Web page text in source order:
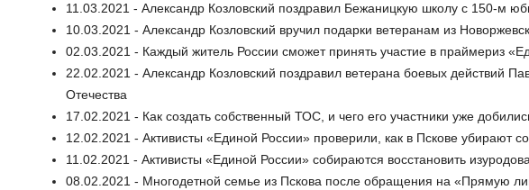
11.03.2021 - Александр Козловский поздравил Бежаницкую школу с 150-м
10.03.2021 - Александр Козловский вручил подарки ветеранам из
02.03.2021 - Каждый житель России сможет принять участие в праймериз
22.02.2021 - Александр Козловский поздравил ветерана боевых действий
Отечества
17.02.2021 - Как создать собственный ТОС, и чего его участники уже
12.02.2021 - Активисты «Единой России» проверили, как в Пскове убирают
11.02.2021 - Активисты «Единой России» собираются восстановить
08.02.2021 - Многодетной семье из Пскова после обращения на «Прямую